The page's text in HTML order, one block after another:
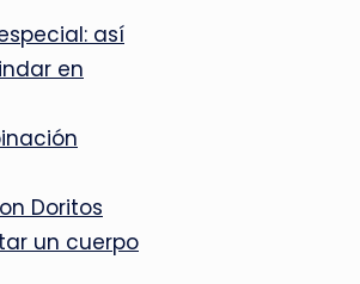
así
en
Doritos
un cuerpo